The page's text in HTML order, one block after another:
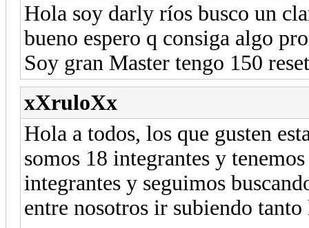
Hola soy darly ríos busco un
bueno espero q consiga algo
Soy gran Master tengo 150 reset
xXruloXx
Hola a todos, los que gusten
somos 18 integrantes y
integrantes y seguimos
entre nosotros ir subiendo